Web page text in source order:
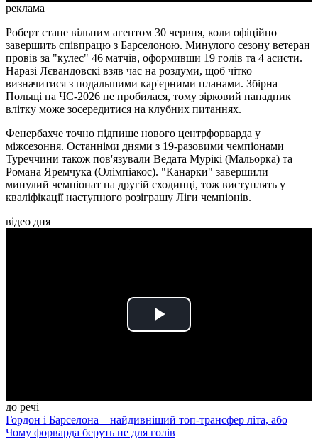
реклама
Роберт стане вільним агентом 30 червня, коли офіційно
завершить співпрацю з Барселоною. Минулого сезону ветеран
провів за "кулес" 46 матчів, оформивши 19 голів та 4 асисти.
Наразі Лєвандовскі взяв час на роздуми, щоб чітко
визначитися з подальшими кар'єрними планами. Збірна
Польщі на ЧС-2026 не пробилася, тому зірковий нападник
влітку може зосередитися на клубних питаннях.
Фенербахче точно підпише нового центрфорварда у
міжсезоння. Останніми днями з 19-разовими чемпіонами
Туреччини також пов'язували Ведата Мурікі (Мальорка) та
Романа Яремчука (Олімпіакос). "Канарки" завершили
минулий чемпіонат на другій сходинці, тож виступлять у
кваліфікації наступного розіграшу Ліги чемпіонів.
відео дня
Play
до речі
Гордон і Барселона – найдивніший топ-трансфер літа, або
Чому форварда беруть не для голів